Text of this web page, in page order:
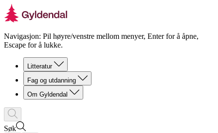
Navigasjon: Pil høyre/venstre mellom menyer, Enter for å åpne,
Escape for å lukke.
Litteratur
Fag og utdanning
Om Gyldendal
Søk